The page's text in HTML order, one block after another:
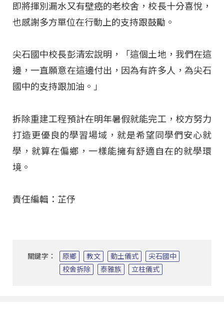
即將揮別漏水又有壁癌的老校舍，校長十分喜悅，
也感謝多方單位在行動上的支持跟鼓勵。
尖石國中校長彭清宏說明，「這個土地，我們在這
邊，一直願意在這邊付出，因為有許多人，為尖石
國中的支持跟加油。」
拆除重建工程預計在明年暑假就能完工，校方努力
打造更優良的學習場域，就是希望同學們安心就
學，就算在偏鄉，一樣能擁有舒適自在的就學環
境。
責任編輯：芷伃
關鍵字： 原鄉 教文 動土儀式
尖石國中
校舍拆除
泰雅族 立柱儀式